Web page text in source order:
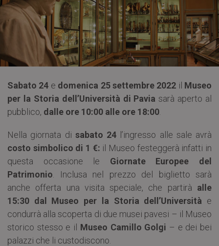
Sabato 24 e domenica 25 settembre 2022 il Museo
per la Storia dell’Università di Paviasarà aperto al
pubblico, dalle ore 10:00 alle ore 18:00
Nella giornata di sabato 24 l’ingresso alle sale avrà
costo simbolico di 1 €: il Museo festeggerà infatti in
questa occasione le Giornate Europee del
Patrimonio . Inclusa nel prezzo del biglietto sarà
anche offerta una visita speciale, che partirà alle
15:30 dal Museo per la Storia dell’Università e
condurrà alla scoperta di due musei pavesi – il Museo
storico stesso e il Museo Camillo Golgi – e dei bei
palazzi che li custodiscono.